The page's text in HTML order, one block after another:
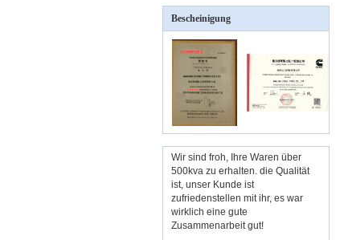
Bescheinigung
Wir sind froh, Ihre Waren über
500kva zu erhalten. die Qualität
ist, unser Kunde ist
zufriedenstellen mit ihr, es war
wirklich eine gute
Zusammenarbeit gut!